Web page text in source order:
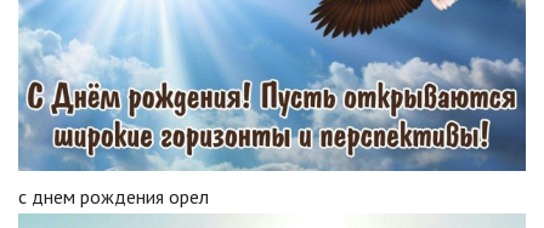
с днем рождения орел